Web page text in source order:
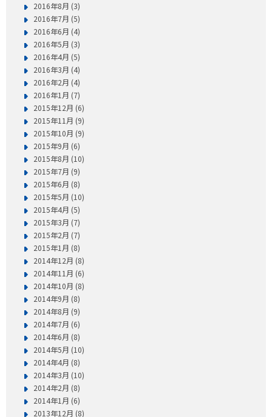
2016年8月 (3)
2016年7月 (5)
2016年6月 (4)
2016年5月 (3)
2016年4月 (5)
2016年3月 (4)
2016年2月 (4)
2016年1月 (7)
2015年12月 (6)
2015年11月 (9)
2015年10月 (9)
2015年9月 (6)
2015年8月 (10)
2015年7月 (9)
2015年6月 (8)
2015年5月 (10)
2015年4月 (5)
2015年3月 (7)
2015年2月 (7)
2015年1月 (8)
2014年12月 (8)
2014年11月 (6)
2014年10月 (8)
2014年9月 (8)
2014年8月 (9)
2014年7月 (6)
2014年6月 (8)
2014年5月 (10)
2014年4月 (8)
2014年3月 (10)
2014年2月 (8)
2014年1月 (6)
2013年12月 (8)